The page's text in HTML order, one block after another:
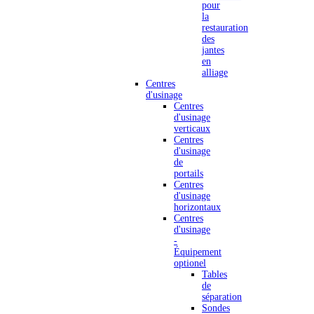
pour
la
restauration
des
jantes
en
alliage
Centres
d'usinage
Centres
d'usinage
verticaux
Centres
d'usinage
de
portails
Centres
d'usinage
horizontaux
Centres
d'usinage
-
Équipement
optionel
Tables
de
séparation
Sondes